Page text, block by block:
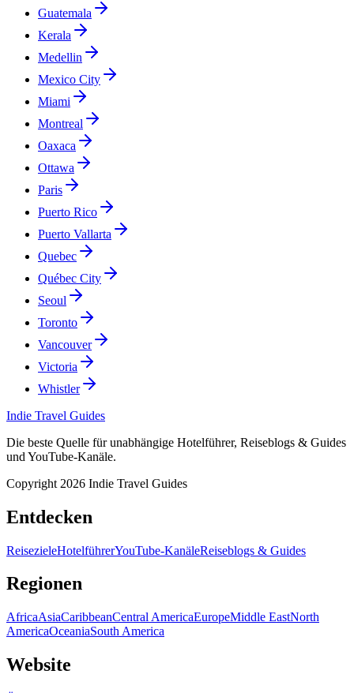
Guatemala
Kerala
Medellin
Mexico City
Miami
Montreal
Oaxaca
Ottawa
Paris
Puerto Rico
Puerto Vallarta
Quebec
Québec City
Seoul
Toronto
Vancouver
Victoria
Whistler
Indie Travel Guides
Die beste Quelle für unabhängige Hotelführer, Reiseblogs & Guides
und YouTube-Kanäle.
Copyright 2026 Indie Travel Guides
Entdecken
ReisezieleHotelführerYouTube-KanäleReiseblogs & Guides
Regionen
AfricaAsiaCaribbeanCentral AmericaEuropeMiddle EastNorth
AmericaOceaniaSouth America
Website